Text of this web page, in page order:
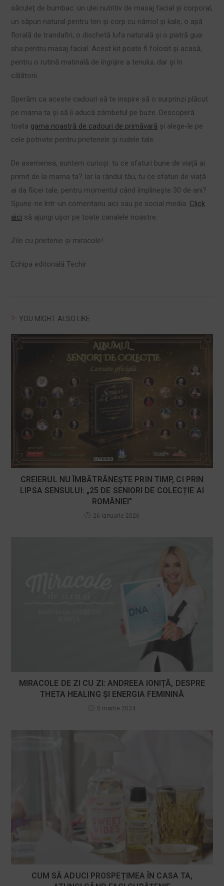
săculeț de bumbac: un ulei nutritiv de masaj facial și corporal,
un săpun natural pentru ten și corp cu nămol și kale, o apă
florală de trandafiri, o dischetă lufa naturală și o piatră gua
sha pentru masaj facial. Acest kit poate fi folosit și acasă,
pentru o rutină matinală de îngrijire a tenului, dar și în
călătorii.
Sperăm ca aceste cadouri să te inspire să o surprinzi plăcut
pe mama ta și să îi aducă zâmbetul pe buze. Descoperă
toata gama noastră de cadouri de primăvară și alege-le pe
cele potrivite pentru prietenele și rudele tale.
De asemenea, suntem curioși: tu ce sfaturi bune de viață ai
primit de la mama ta? Iar la rândul tău, tu ce sfaturi de viață
ai da fiicei tale, pentru momentul când împlinește 30 de ani?
Spune-ne într-un comentariu aici sau pe social media. Click
aici să ajungi ușor pe toate canalele noastre.
Zile cu prietenie și miracole!
Echipa editorială Techir
YOU MIGHT ALSO LIKE
CREIERUL NU ÎMBĂTRÂNEȘTE PRIN TIMP, CI PRIN
LIPSA SENSULUI: „25 DE SENIORI DE COLECȚIE AI
ROMÂNIEI”
26 ianuarie 2026
MIRACOLE DE ZI CU ZI: ANDREEA IONIȚĂ, DESPRE
THETA HEALING ȘI ENERGIA FEMININĂ
5 martie 2024
CUM SĂ ADUCI PROSPEȚIMEA ÎN CASA TA,